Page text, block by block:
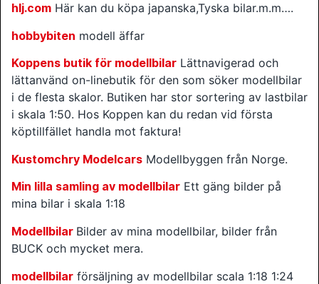
hlj.com Här kan du köpa japanska,Tyska bilar.m.m….
hobbybiten modell äffar
Koppens butik för modellbilar Lättnavigerad och
lättanvänd on-linebutik för den som söker modellbilar
i de flesta skalor. Butiken har stor sortering av lastbilar
i skala 1:50. Hos Koppen kan du redan vid första
köptillfället handla mot faktura!
Kustomchry Modelcars Modellbyggen från Norge.
Min lilla samling av modellbilar Ett gäng bilder på
mina bilar i skala 1:18
Modellbilar Bilder av mina modellbilar, bilder från
BUCK och mycket mera.
modellbilar försäljning av modellbilar scala 1:18 1:24